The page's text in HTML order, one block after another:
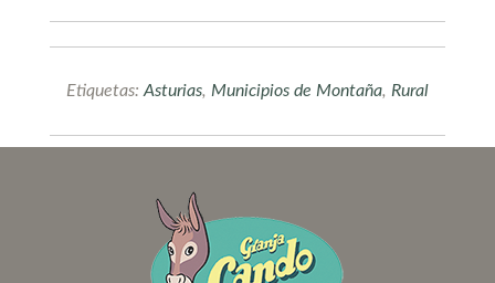
Etiquetas: Asturias, Municipios de Montaña, Rural